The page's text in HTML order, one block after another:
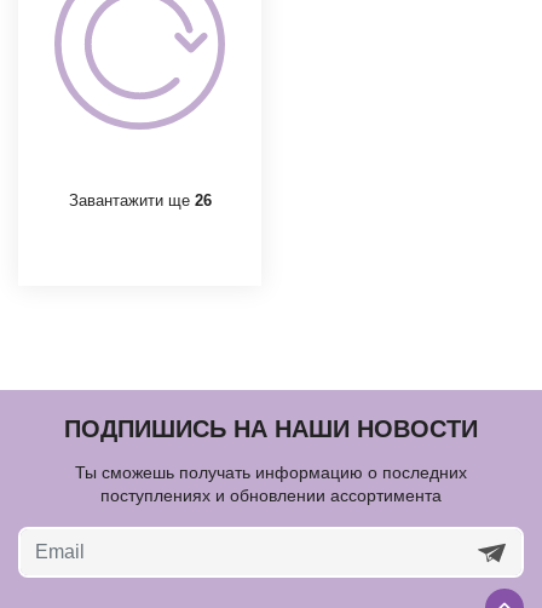
Завантажити ще 26
ПОДПИШИСЬ НА НАШИ НОВОСТИ
Ты сможешь получать информацию о последних
поступлениях и обновлении ассортимента